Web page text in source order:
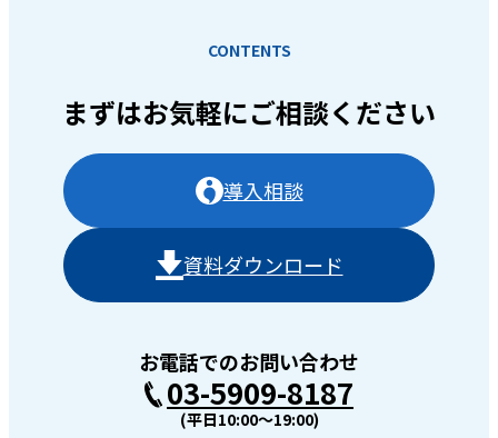
CONTENTS
まずはお気軽にご相談ください
導入相談
資料ダウンロード
お電話でのお問い合わせ
03-5909-8187
(平日10:00〜19:00)